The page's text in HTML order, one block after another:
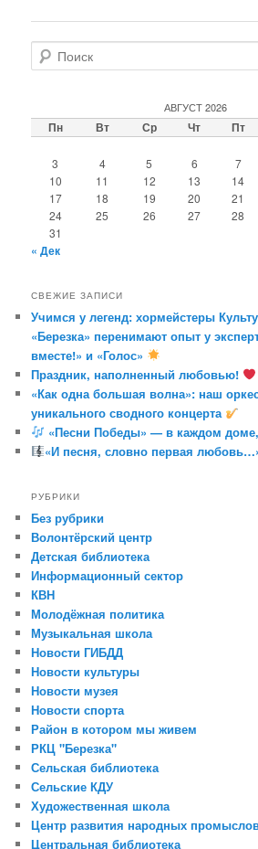
записям
о
к
АВГУСТ 2026
Пн Вт Ср Чт Пт
3
4 5 6 7
10
11 12 13 14
17
18 19 20 21
24
25 26 27 28
31
« Дек
СВЕЖИЕ ЗАПИСИ
Учимся у легенд: хормейстеры
«Березка» перенимают опыт у
вместе!» и «Голос»
Праздник, наполненный любовью!
«Как одна большая волна»: наш
уникального сводного концерта
«Песни Победы» — в каждом
«И песня, словно первая
РУБРИКИ
Без рубрики
Волонтёрский центр
Детская библиотека
Информационный сектор
КВН
Молодёжная политика
Музыкальная школа
Новости ГИБДД
Новости культуры
Новости музея
Новости спорта
Район в котором мы живем
РКЦ "Березка"
Сельская библиотека
Сельские КДУ
Художественная школа
Центр развития народных
Центральная библиотека